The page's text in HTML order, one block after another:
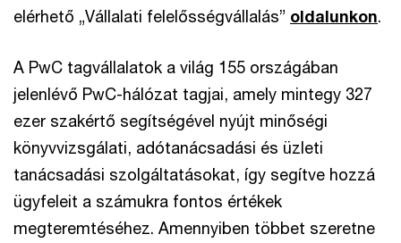
elérhető „Vállalati felelősségvállalás” oldalunkon.
A PwC tagvállalatok a világ 155 országában
jelenlévő PwC-hálózat tagjai, amely mintegy 327
ezer szakértő segítségével nyújt minőségi
könyvvizsgálati, adótanácsadási és üzleti
tanácsadási szolgáltatásokat, így segítve hozzá
ügyfeleit a számukra fontos értékek
megteremtéséhez. Amennyiben többet szeretne